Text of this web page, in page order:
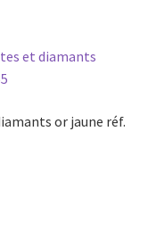
or jaune réf.